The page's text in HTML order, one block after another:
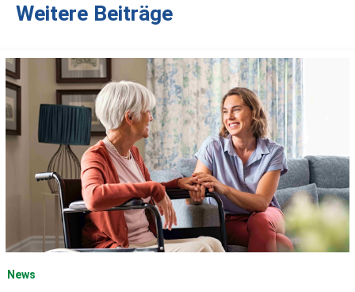
Weitere Beiträge
News